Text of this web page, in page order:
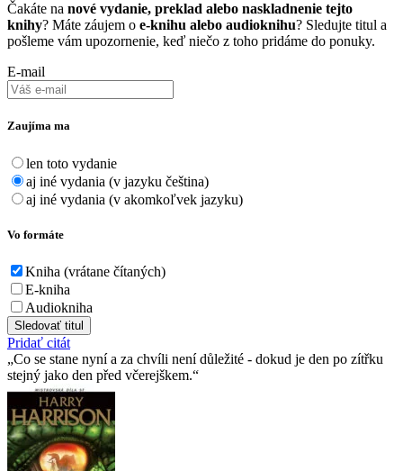
Čakáte na nové vydanie, preklad alebo naskladnenie tejto
knihy? Máte záujem o e-knihu alebo audioknihu? Sledujte titul a
pošleme vám upozornenie, keď niečo z toho pridáme do ponuky.
E-mail
Zaujíma ma
len toto vydanie
aj iné vydania (v jazyku čeština)
aj iné vydania (v akomkoľvek jazyku)
Vo formáte
Kniha (vrátane čítaných)
E-kniha
Audiokniha
Sledovať titul
Pridať citát
Co se stane nyní a za chvíli není důležité - dokud je den po zítřku
stejný jako den před včerejškem.